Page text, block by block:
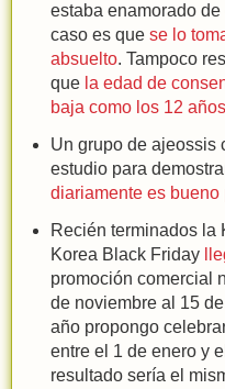
estaba enamorado
caso es que se lo
absuelto. Tampoco
que la edad de
baja como los 12 años
Un grupo de ajeossis
estudio para
diariamente es bueno
Recién terminados la
Korea Black Friday
promoción comercial
de noviembre al 15
año propongo
entre el 1 de enero y
resultado sería el